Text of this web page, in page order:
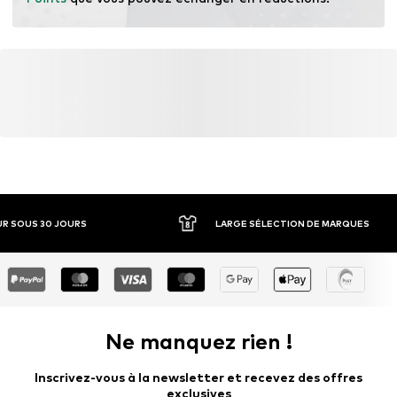
En savoir plus
SOUS 30 JOURS LARGE SÉLECTION DE MARQUES
Ne manquez rien !
Inscrivez-vous à la newsletter et recevez des offres
exclusives